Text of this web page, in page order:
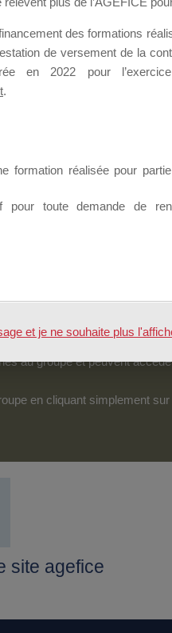
de l’AGEFICE et les
concernant les
et sur les aides au
:
échanges pourront devenir
au groupe et peuvent
en cliquant simplement
site agefice
des formations
de versement de la
en 2022 pour
.
formation réalisée pour
toute demande de
et je ne souhaite plus